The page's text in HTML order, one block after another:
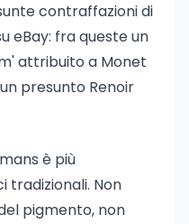
contraffazioni di
eBay: fra queste un
attribuito a Monet
presunto Renoir
è più
tradizionali. Non
pigmento, non